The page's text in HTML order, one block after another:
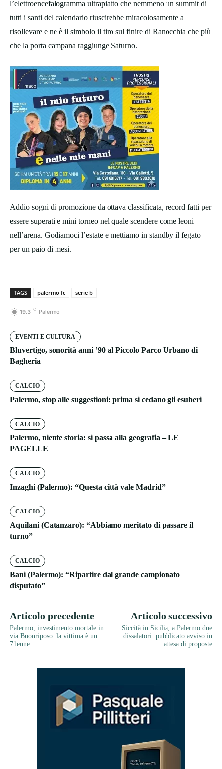
l’elettroencefalogramma ultrapiatto che nemmeno un summit di
tutti i santi del calendario riuscirebbe miracolosamente a
risollevare e ne è il simbolo il tiro sul finire di Ranocchia che più
che la porta campana raggiunge Saturno.
Addio sogni di promozione da ottava classificata, record fatti per
essere superati e mini torneo nel quale scendere come leoni
nell’arena. Godiamoci l’estate e mettiamo in standby il fegato
per un paio di mesi.
TAGS palermo fc serie b
19.3 C Palermo
EVENTI E CULTURA
Bluvertigo, sonorità anni ’90 al Piccolo Parco Urbano di
Bagheria
CALCIO
Palermo, stop alle suggestioni: prima si cedano gli esuberi
CALCIO
Palermo, niente storia: si passa alla geografia – LE
PAGELLE
CALCIO
Inzaghi (Palermo): “Questa città vale Madrid”
CALCIO
Aquilani (Catanzaro): “Abbiamo meritato di passare il
turno”
CALCIO
Bani (Palermo): “Ripartire dal grande campionato
disputato”
Articolo precedente
Palermo, investimento mortale in
via Buonriposo: la vittima è un
71enne
Articolo successivo
Siccità in Sicilia, a Palermo due
dissalatori: pubblicato avviso in
attesa di proposte